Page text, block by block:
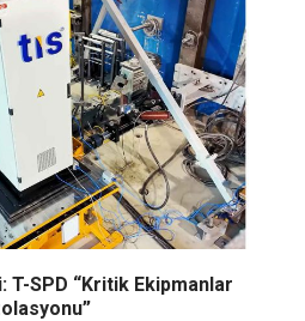
T-SPD “Kritik Ekipmanlar